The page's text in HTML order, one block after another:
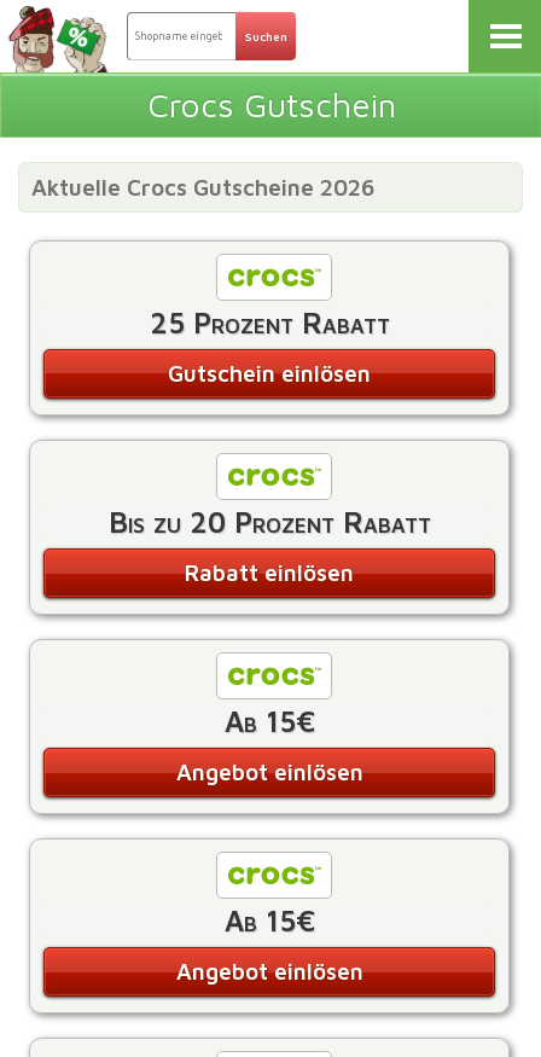
Crocs Gutschein
Aktuelle Crocs Gutscheine 2026
25 Prozent Rabatt
Gutschein einlösen
Bis zu 20 Prozent Rabatt
Rabatt einlösen
Ab 15€
Angebot einlösen
Ab 15€
Angebot einlösen